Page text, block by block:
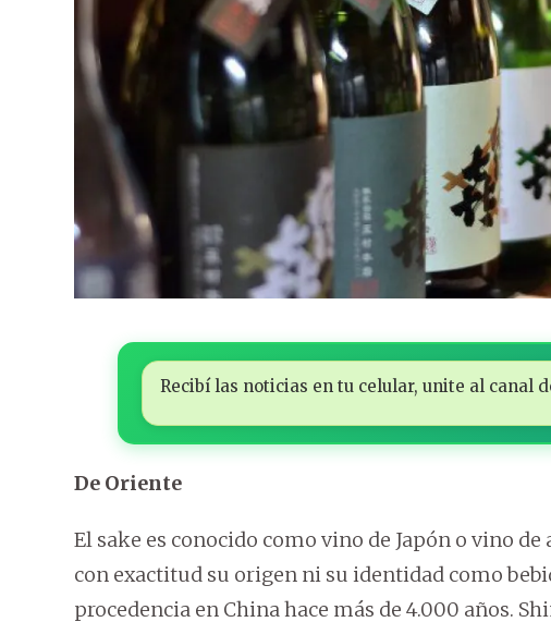
Recibí las noticias en tu celular, unite al canal
De Oriente
El sake es conocido como vino de Japón o vino
con exactitud su origen ni su identidad como
procedencia en China hace más de 4.000 años.